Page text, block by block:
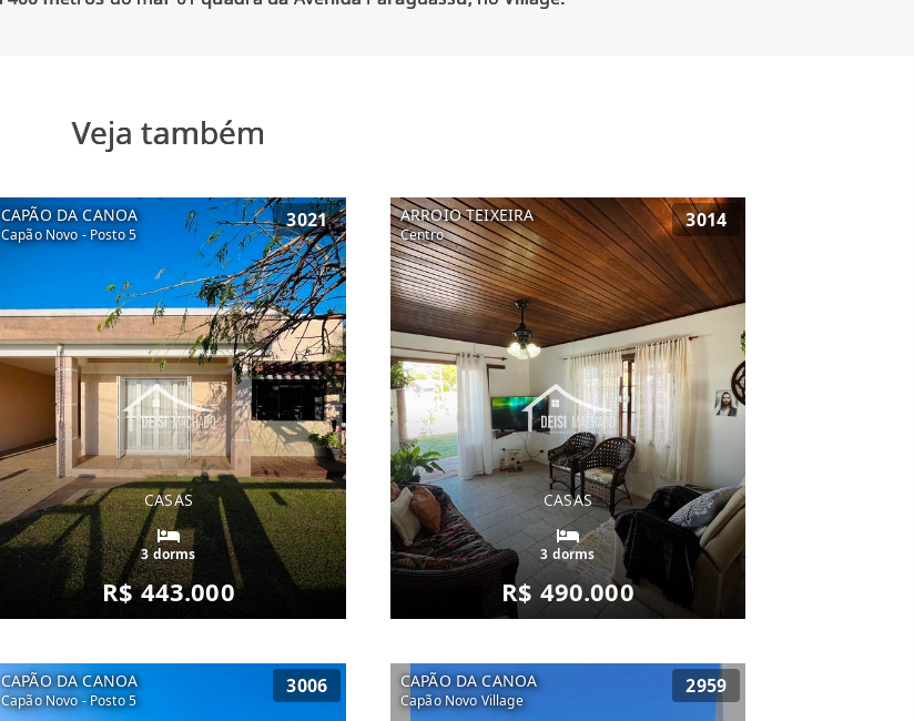
Veja também
CAPÃO DA CANOA
Capão Novo - Posto 5
3021
CASAS
3 dorms
R$ 443.000
ARROIO TEIXEIRA
Centro
3014
CASAS
3 dorms
R$ 490.000
CAPÃO DA CANOA
Capão Novo - Posto 5
3006 CAPÃO DA CANOA
Capão Novo Village
2959